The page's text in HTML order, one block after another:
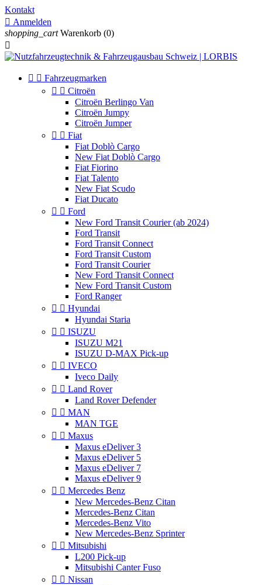
Kontakt
 Anmelden
shopping_cart Warenkorb (0)

  Fahrzeugmarken
  Citroën
Citroën Berlingo Van
Citroën Jumpy
Citroën Jumper
  Fiat
Fiat Doblò Cargo
New Fiat Doblò Cargo
Fiat Fiorino
Fiat Talento
New Fiat Scudo
Fiat Ducato
  Ford
New Ford Transit Courier (ab 2024)
Ford Transit
Ford Transit Connect
Ford Transit Custom
Ford Transit Courier
New Ford Transit Connect
New Ford Transit Custom
Ford Ranger
  Hyundai
Hyundai Staria
  ISUZU
ISUZU M21
ISUZU D-MAX Pick-up
  IVECO
Iveco Daily
  Land Rover
Land Rover Defender
  MAN
MAN TGE
  Maxus
Maxus eDeliver 3
Maxus eDeliver 5
Maxus eDeliver 7
Maxus eDeliver 9
  Mercedes Benz
New Mercedes-Benz Citan
Mercedes-Benz Citan
Mercedes-Benz Vito
New Mercedes-Benz Sprinter
  Mitsubishi
L200 Pick-up
Mitsubishi Canter Fuso
  Nissan